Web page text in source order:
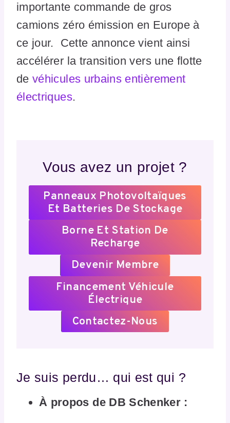
importante commande de gros
camions zéro émission en Europe à
ce jour. Cette annonce vient ainsi
accélérer la transition vers une flotte
devéhicules urbains entièrement
électriques.
Vous avez un projet ?
Panneaux Photovoltaïques
Et Batteries De Stockage
Borne Et Station De
Recharge
Devenir Membre
Financement Véhicule
Électrique
Contactez-Nous
Je suis perdu… qui est qui ?
À propos de DB Schenker :